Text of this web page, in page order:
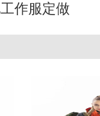
作服定做